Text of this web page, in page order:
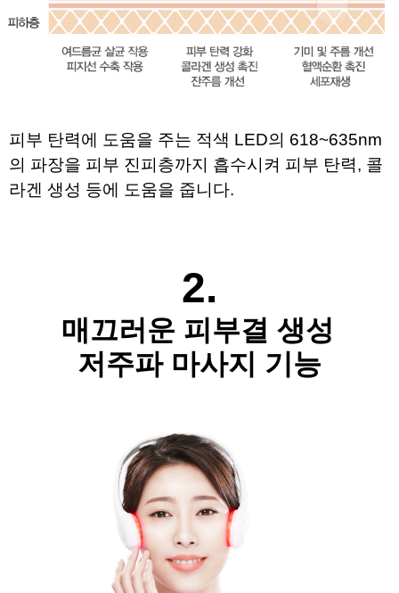
피부 탄력에 도움을 주는 적색 LED의 618~635nm
의 파장을 피부 진피층까지 흡수시켜 피부 탄력, 콜
라겐 생성 등에 도움을 줍니다.
2.
매끄러운 피부결 생성
저주파 마사지 기능